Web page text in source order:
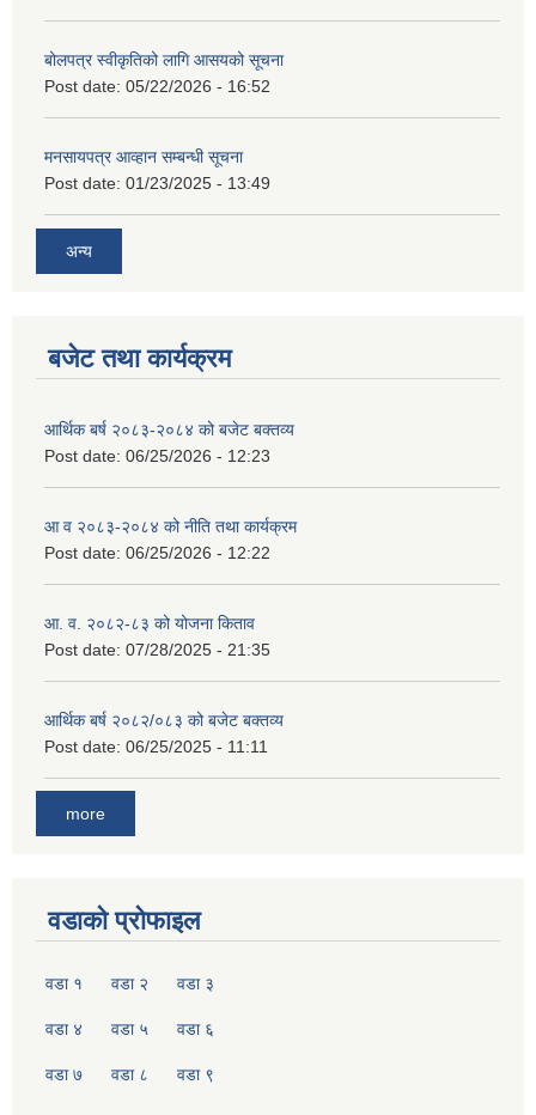
बोलपत्र स्वीकृतिको लागि आसयको सूचना
Post date: 05/22/2026 - 16:52
मनसायपत्र आव्हान सम्बन्धी सूचना
Post date: 01/23/2025 - 13:49
अन्य
बजेट तथा कार्यक्रम
आर्थिक बर्ष २०८३-२०८४ को बजेट बक्तव्य
Post date: 06/25/2026 - 12:23
आ व २०८३-२०८४ को नीति तथा कार्यक्रम
Post date: 06/25/2026 - 12:22
आ. व. २०८२-८३ को योजना किताव
Post date: 07/28/2025 - 21:35
आर्थिक बर्ष २०८२/०८३ को बजेट बक्तव्य
Post date: 06/25/2025 - 11:11
more
वडाको प्रोफाइल
वडा १ वडा २ वडा ३
वडा ४ वडा ५ वडा ६
वडा ७ वडा ८ वडा ९